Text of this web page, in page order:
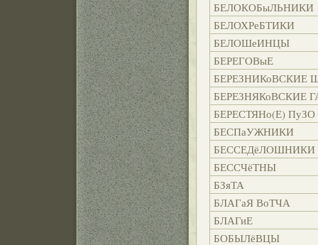
БЕЛОКОБыЛЬНИКИ
БЕЛОХРеБТИКИ
БЕЛОШеИНЦЫ
БЕРЕГОВыЕ
БЕРЕЗНИКоВСКИЕ
БЕРЕЗНЯКоВСКИЕ
БЕРЕСТЯНо(Е) ПуЗО
БЕСПаУЖНИКИ
БЕССЕДёЛОШНИКИ
БЕССЧёТНЫ
БЗяТА
БЛАГаЯ ВоТЧА
БЛАГиЕ
БОБЫЛёВЦЫ